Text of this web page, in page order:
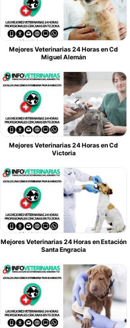
Mejores Veterinarias 24 Horas en Cd
Miguel Alemán
Mejores Veterinarias 24 Horas en Cd
Victoria
Mejores Veterinarias 24 Horas en Estación
Santa Engracia